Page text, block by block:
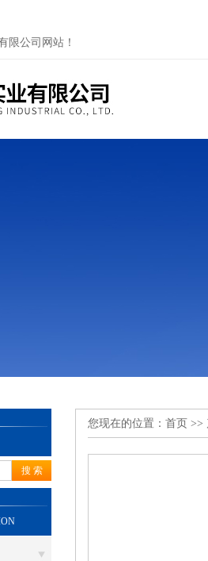
限公司网站！
您现在的位置： 首页 >>